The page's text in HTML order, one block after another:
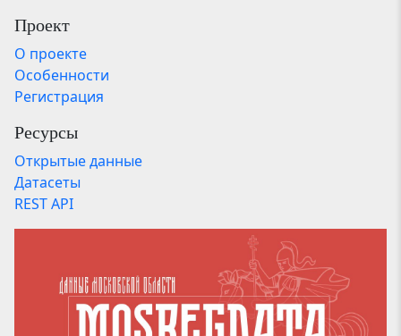
Проект
О проекте
Особенности
Регистрация
Ресурсы
Открытые данные
Датасеты
REST API